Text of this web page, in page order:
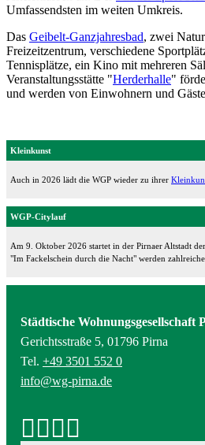
Umfassendsten im weiten Umkreis.
Das Geibelt-Ganzjahresbad, zwei
Freizeitzentrum, verschiedene
Tennisplätze, ein Kino mit mehreren
Veranstaltungsstätte "Herderhalle"
und werden von Einwohnern und
Kleinkunst
Auch in 2026 lädt die WGP wieder zu ihrer
WGP-Citylauf
Am 9. Oktober 2026 startet in der Pirnaer Altstadt
"Im Fackelschein durch die Nacht" werden
Städtische Wohnungsgesellschaft
Gerichtsstraße 5, 01796 Pirna
Tel. +49 3501 552 0
info@wg-pirna.de